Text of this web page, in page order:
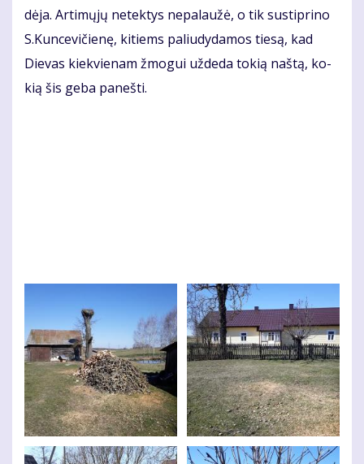
dė­ja. Ar­ti­mų­jų ne­tek­tys ne­pa­lau­žė, o tik su­stip­ri­no
S.Kun­ce­vi­čie­nę, ki­tiems pa­liu­dy­da­mos tie­są, kad
Die­vas kiek­vie­nam žmo­gui už­de­da to­kią naš­tą, ko­
kią šis ge­ba pa­neš­ti.